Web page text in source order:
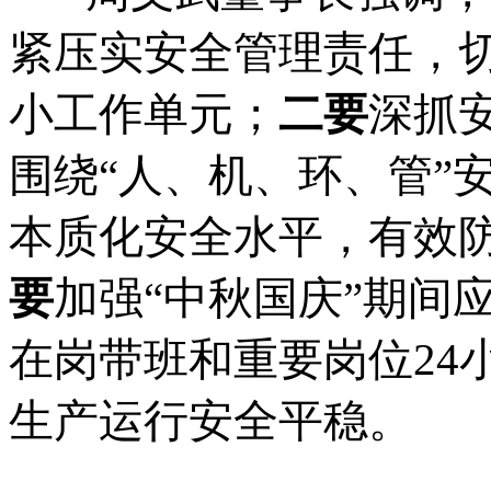
紧压实安全管理责任，
小工作单元； 二要深抓
围绕“人、机、环、管”
本质化安全水平，有效
要加强“中秋国庆”期间
在岗带班和重要岗位24
生产运行安全平稳。